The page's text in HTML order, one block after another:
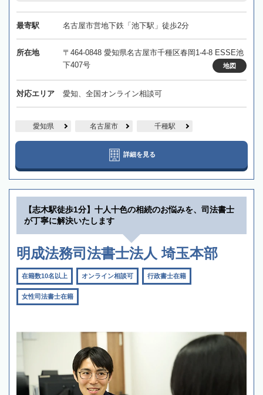
最寄駅 名古屋市営地下鉄「池下駅」徒歩2分
所在地
〒464-0848 愛知県名古屋市千種区春岡1-4-8 ESSE池
下407号
地図
対応エリア 愛知、全国オンライン相談可
愛知県 名古屋市 千種駅
詳細を見る
【志木駅徒歩1分】十人十色の相続のお悩みを、司法書士
が丁寧に解決いたします
明成法務司法書士法人 埼玉本部
在籍数10名以上 オンライン相談可 行政書士在籍
女性司法書士在籍